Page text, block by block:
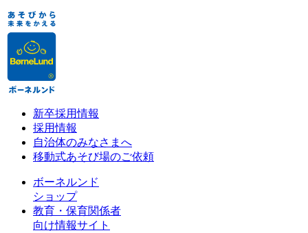
新卒採用情報
採用情報
自治体のみなさまへ
移動式あそび場のご依頼
ボーネルンド
ショップ
教育・保育関係者
向け情報サイト